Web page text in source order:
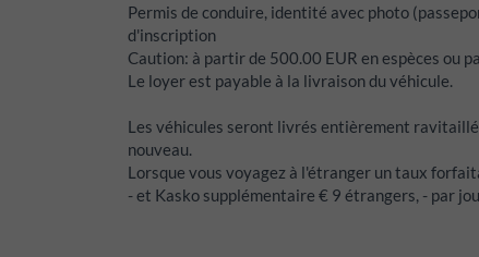
Permis de conduire, identité avec photo
d'inscription
Caution: à partir de 500.00 EUR en espèces ou
Le loyer est payable à la livraison du véhicule.
Les véhicules seront livrés entièrement
nouveau.
Lorsque vous voyagez à l'étranger un taux
- et Kasko supplémentaire € 9 étrangers, - par